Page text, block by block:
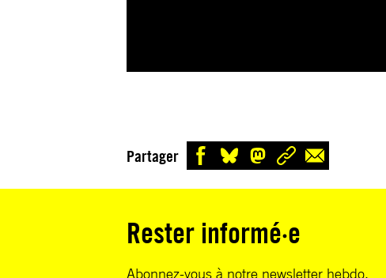
Partager
Rester informé·e
Abonnez-vous à notre newsletter hebdo.